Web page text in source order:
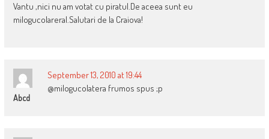
Vantu ,nici nu am votat cu piratul.De aceea sunt eu
milogucolareral.Salutari de la Craiova!
Abcd
September 13, 2010 at 19:44
@milogucolatera frumos spus ;p